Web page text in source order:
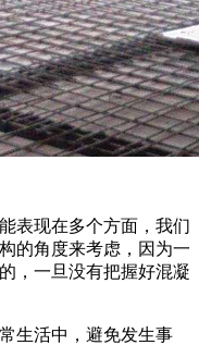
表现在多个方面，我们
的角度来考虑，因为一
，一旦没有把握好混凝
生活中，避免发生事